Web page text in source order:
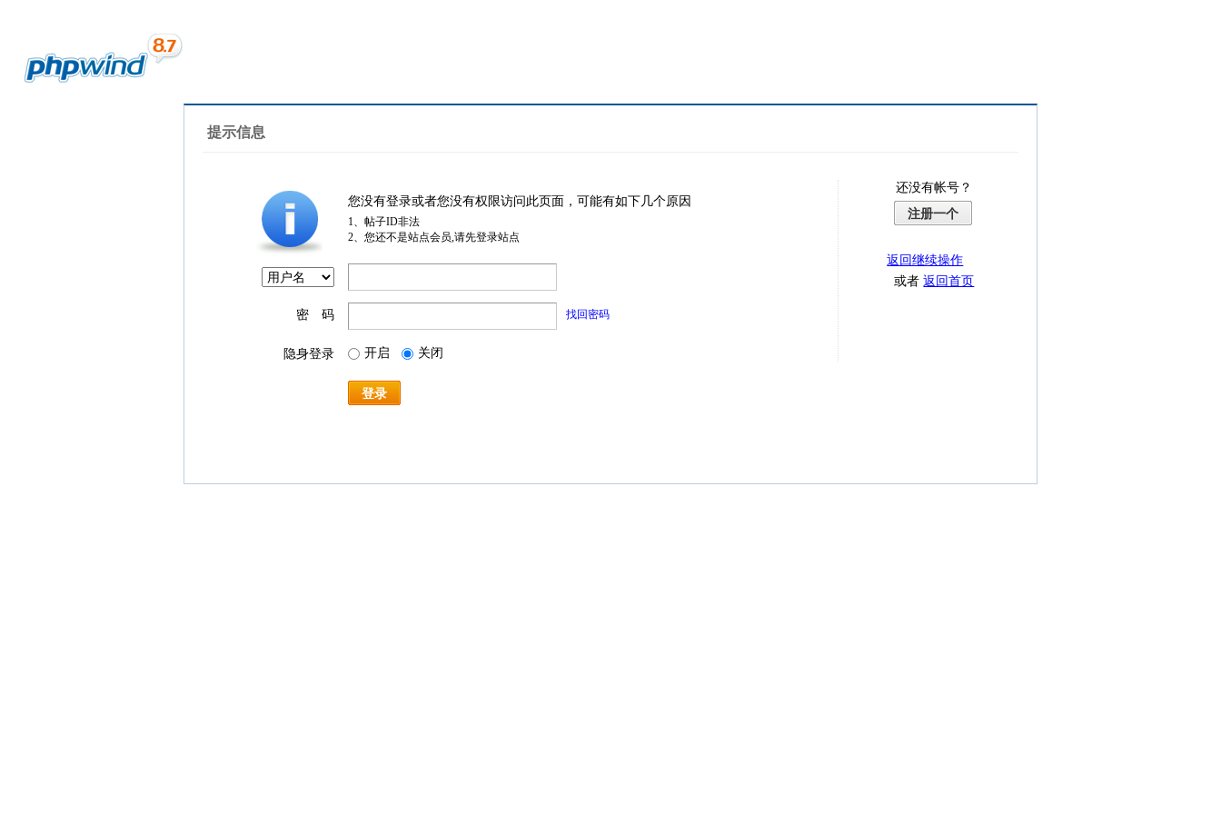
提示信息
您没有登录或者您没有权限访问此页面，可能有如下几个原因
1、帖子ID非法
2、您还不是站点会员,请先登录站点
密 码 找回密码
隐身登录 开启 关闭
登录
还没有帐号？
注册一个
返回继续操作
或者返回首页